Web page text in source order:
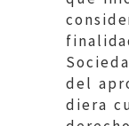
del
diera